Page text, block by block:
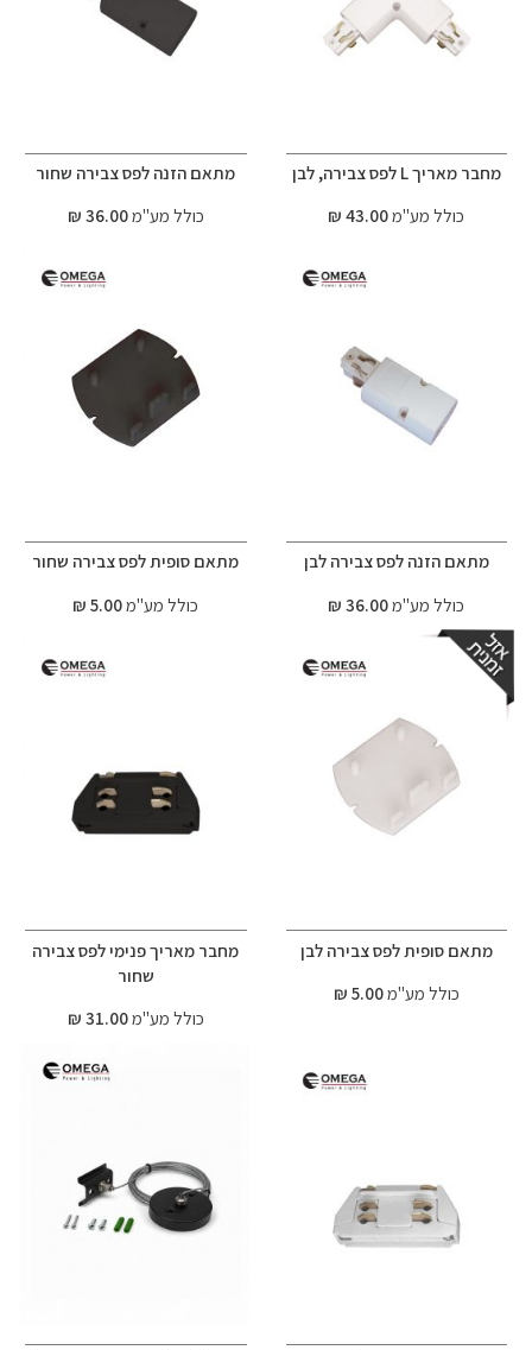
מחבר מאריך L לפס צבירה, לבן
כולל מע"מ43.00 ₪
מתאם הזנה לפס צבירה שחור
כולל מע"מ36.00 ₪
מתאם הזנה לפס צבירה לבן
כולל מע"מ36.00 ₪
מתאם סופית לפס צבירה שחור
כולל מע"מ5.00 ₪
מתאם סופית לפס צבירה לבן
כולל מע"מ5.00 ₪
מחבר מאריך פנימי לפס צבירה
שחור
כולל מע"מ31.00 ₪